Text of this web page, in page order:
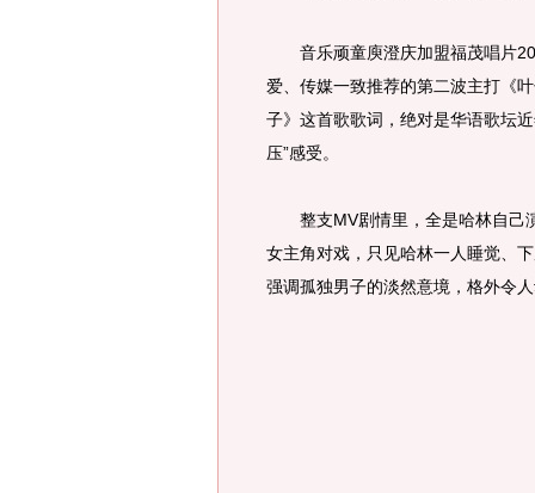
音乐顽童庾澄庆加盟福茂唱片
爱、传媒一致推荐的第二波主打《
子》这首歌歌词，绝对是华语歌坛
压”感受。
整支MV剧情里，全是哈林自己
女主角对戏，只见哈林一人睡觉、
强调孤独男子的淡然意境，格外令